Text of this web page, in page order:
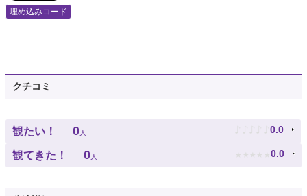
埋め込みコード
クチコミ
観たい！ 0人 ♪ ♪ ♪ ♪ ♪ 0.0
観てきた！ 0人 ★ ★ ★ ★ ★ 0.0